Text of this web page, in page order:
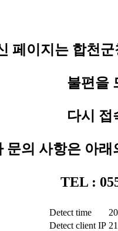
페이지는 합천
불편을
다시 접
문의 사항은 아
TEL :
Detect time
Detect client IP